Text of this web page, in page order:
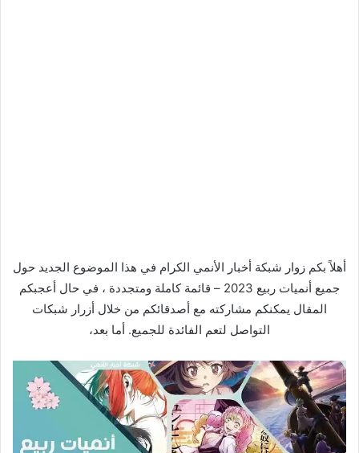
أهلاً بكم زوار شبكة أخبار الأنمي الكرام في هذا الموضوع الجديد حول
جميع أنميات ربيع 2023 – قائمة كاملة ومتجددة ، في حال أعجبكم
المقال يمكنكم مشاركته مع أصدقائكم من خلال أزرار شبكات
التواصل لتعم الفائدة للجميع. أما بعد،